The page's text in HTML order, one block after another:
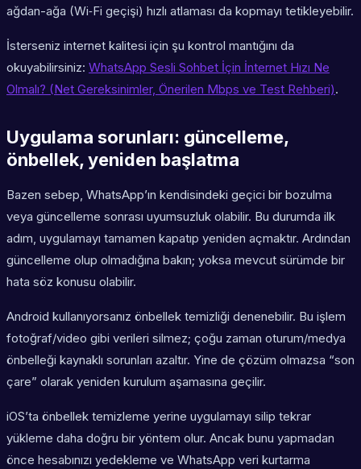
ağdan-ağa (Wi‑Fi geçişi) hızlı atlaması da kopmayı tetikleyebilir.
İsterseniz internet kalitesi için şu kontrol mantığını da
okuyabilirsiniz: WhatsApp Sesli Sohbet İçin İnternet Hızı Ne
Olmalı? (Net Gereksinimler, Önerilen Mbps ve Test Rehberi).
Uygulama sorunları: güncelleme,
önbellek, yeniden başlatma
Bazen sebep, WhatsApp’ın kendisindeki geçici bir bozulma
veya güncelleme sonrası uyumsuzluk olabilir. Bu durumda ilk
adım, uygulamayı tamamen kapatıp yeniden açmaktır. Ardından
güncelleme olup olmadığına bakın; yoksa mevcut sürümde bir
hata söz konusu olabilir.
Android kullanıyorsanız önbellek temizliği denenebilir. Bu işlem
fotoğraf/video gibi verileri silmez; çoğu zaman oturum/medya
önbelleği kaynaklı sorunları azaltır. Yine de çözüm olmazsa “son
çare” olarak yeniden kurulum aşamasına geçilir.
iOS’ta önbellek temizleme yerine uygulamayı silip tekrar
yükleme daha doğru bir yöntem olur. Ancak bunu yapmadan
önce hesabınızı yedekleme ve WhatsApp veri kurtarma